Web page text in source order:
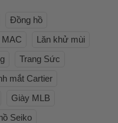
Đồng hồ
MAC
Lăn khử mùi
Trang Sức
mắt Cartier
Giày MLB
Seiko